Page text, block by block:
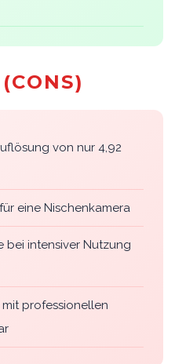
von nur 4,92
eine Nischenkamera
bei intensiver Nutzung
professionellen